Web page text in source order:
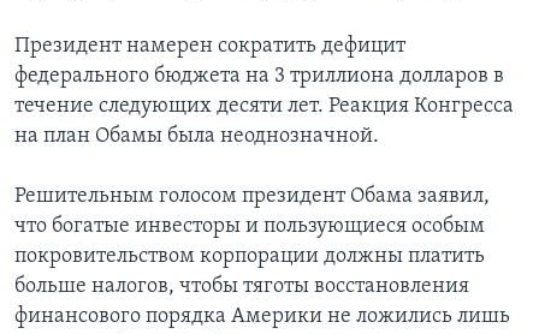
Президент намерен сократить дефицит
федерального бюджета на 3 триллиона долларов в
течение следующих десяти лет. Реакция Конгресса
на план Обамы была неоднозначной.
Решительным голосом президент Обама заявил,
что богатые инвесторы и пользующиеся особым
покровительством корпорации должны платить
больше налогов, чтобы тяготы восстановления
финансового порядка Америки не ложились лишь